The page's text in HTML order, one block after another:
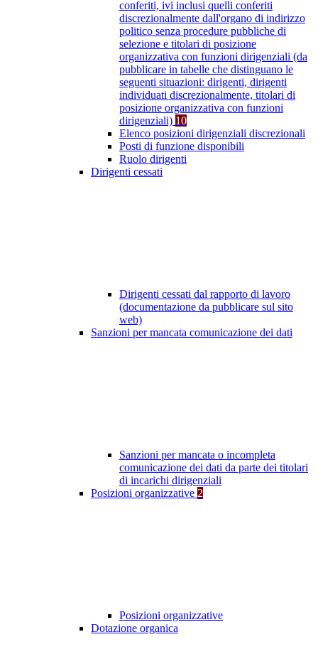
conferiti, ivi inclusi quelli conferiti
discrezionalmente dall'organo di indirizzo
politico senza procedure pubbliche di
selezione e titolari di posizione
organizzativa con funzioni dirigenziali (da
pubblicare in tabelle che distinguano le
seguenti situazioni: dirigenti, dirigenti
individuati discrezionalmente, titolari di
posizione organizzativa con funzioni
dirigenziali) 10
Elenco posizioni dirigenziali discrezionali
Posti di funzione disponibili
Ruolo dirigenti
Dirigenti cessati
Dirigenti cessati dal rapporto di lavoro
(documentazione da pubblicare sul sito
web)
Sanzioni per mancata comunicazione dei dati
Sanzioni per mancata o incompleta
comunicazione dei dati da parte dei titolari
di incarichi dirigenziali
Posizioni organizzative 2
Posizioni organizzative
Dotazione organica